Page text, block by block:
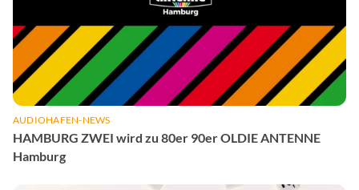
AUDIOHAFEN-NEWS
HAMBURG ZWEI wird zu 80er 90er OLDIE ANTENNE
Hamburg